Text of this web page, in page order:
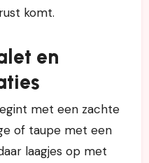
komt.
en
met een zachte
of taupe met een
laagjes op met